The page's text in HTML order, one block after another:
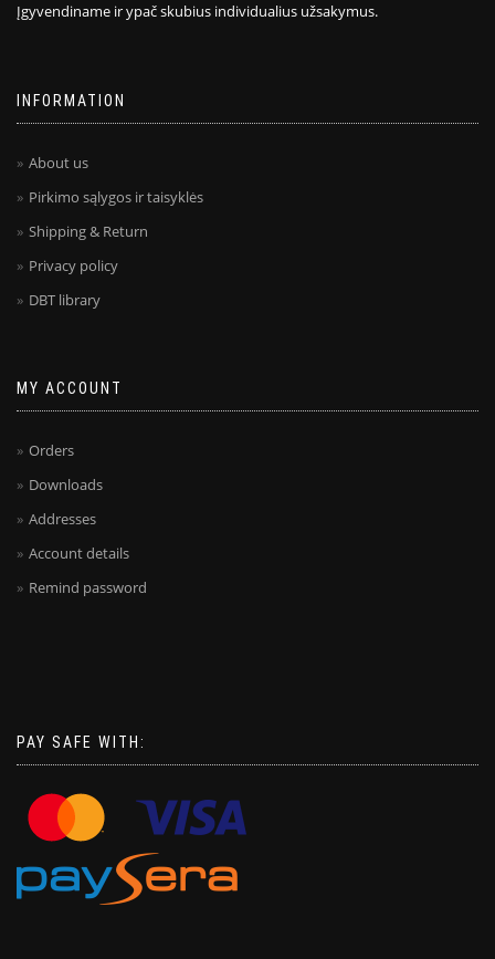
Įgyvendiname ir ypač skubius individualius užsakymus.
INFORMATION
About us
Pirkimo sąlygos ir taisyklės
Shipping & Return
Privacy policy
DBT library
MY ACCOUNT
Orders
Downloads
Addresses
Account details
Remind password
PAY SAFE WITH: